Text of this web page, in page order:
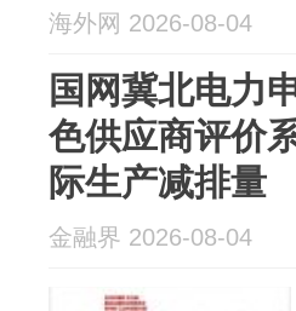
海外网 2026-08-04
国网冀北电力
色供应商评价
际生产减排量
金融界 2026-08-04